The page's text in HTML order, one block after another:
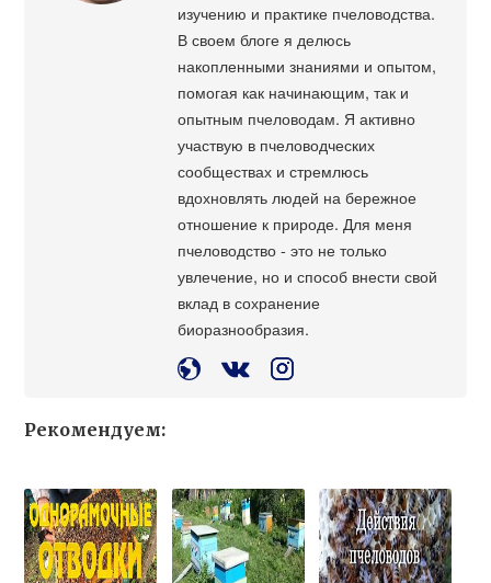
изучению и практике пчеловодства.
В своем блоге я делюсь
накопленными знаниями и опытом,
помогая как начинающим, так и
опытным пчеловодам. Я активно
участвую в пчеловодческих
сообществах и стремлюсь
вдохновлять людей на бережное
отношение к природе. Для меня
пчеловодство - это не только
увлечение, но и способ внести свой
вклад в сохранение
биоразнообразия.
Рекомендуем: